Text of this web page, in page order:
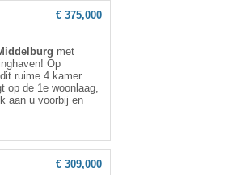
€ 375,000
met
Op
ruime 4 kamer
op de 1e woonlaag,
aan u voorbij en
€ 309,000